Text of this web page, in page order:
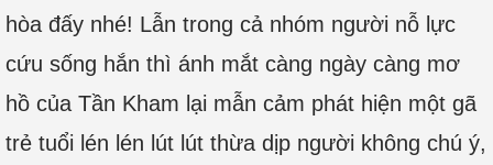
hòa đấy nhé! Lẫn trong cả nhóm người nỗ lực
cứu sống hắn thì ánh mắt càng ngày càng mơ
hồ của Tần Kham lại mẫn cảm phát hiện một gã
trẻ tuổi lén lén lút lút thừa dịp người không chú ý,